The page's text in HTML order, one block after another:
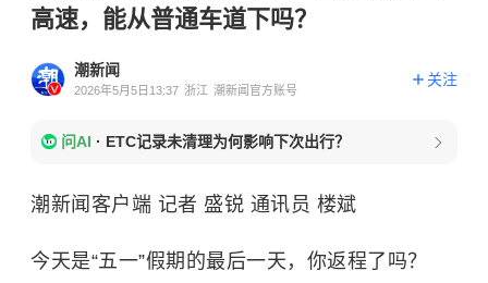
高速，能从普通车道下吗？
潮新闻
2026年5月5日13:37 浙江 潮新闻官方账号
关注
问AI · ETC记录未清理为何影响下次出行？
潮新闻客户端 记者 盛锐 通讯员 楼斌
今天是“五一”假期的最后一天，你返程了吗？